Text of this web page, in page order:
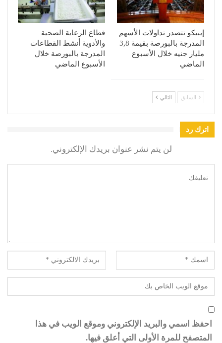
إيبيكو تتصدر تداولات الأسهم
المدرجة بالبورصة بقيمة 3,8
مليار جنيه خلال الأسبوع
الماضي
قطاع الرعاية الصحية
والأدوية أنشط القطاعات
المدرجة بالبورصة خلال
الأسبوع الماضي
السابق التالي
اترك رد
لن يتم نشر عنوان بريدك الإلكتروني.
احفظ اسمي والبريد الإلكتروني وموقع الويب في هذا
المتصفح للمرة الأولى التي أعلق فيها.